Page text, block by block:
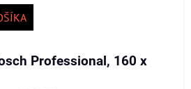
Professional, 160 x